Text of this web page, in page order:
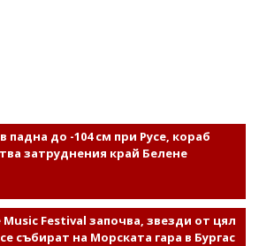
падна до -104 см при Русе, кораб
затруднения край Белене
Music Festival започва, звезди от цял
събират на Морската гара в Бургас